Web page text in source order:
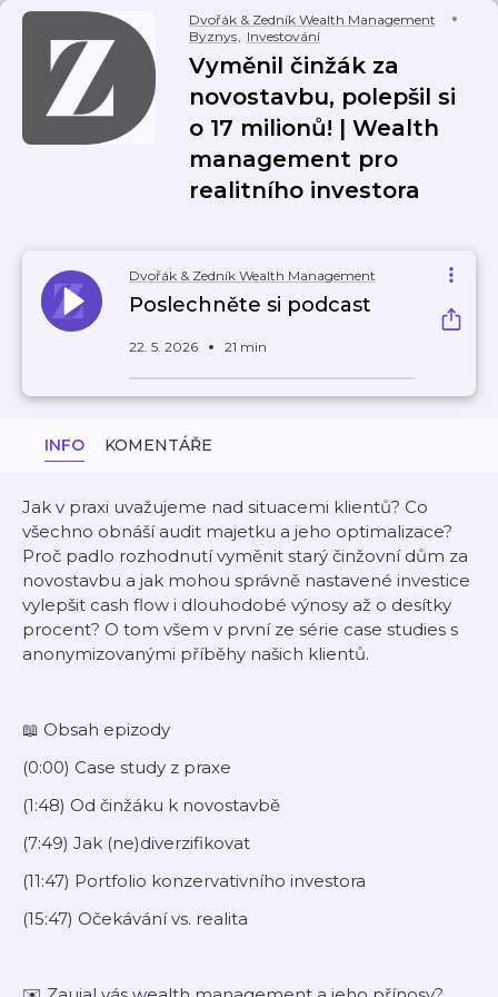
Dvořák & Zedník Wealth Management
Byznys, Investování
Vyměnil činžák za
novostavbu, polepšil si
o 17 milionů! | Wealth
management pro
realitního investora
Dvořák & Zedník Wealth Management
Poslechněte si podcast
22. 5. 2026 21 min
INFO KOMENTÁŘE
Jak v praxi uvažujeme nad situacemi klientů? Co
všechno obnáší audit majetku a jeho optimalizace?
Proč padlo rozhodnutí vyměnit starý činžovní dům za
novostavbu a jak mohou správně nastavené investice
vylepšit cash flow i dlouhodobé výnosy až o desítky
procent? O tom všem v první ze série case studies s
anonymizovanými příběhy našich klientů.
📖 Obsah epizody
(0:00) Case study z praxe
(1:48) Od činžáku k novostavbě
(7:49) Jak (ne)diverzifikovat
(11:47) Portfolio konzervativního investora
(15:47) Očekávání vs. realita